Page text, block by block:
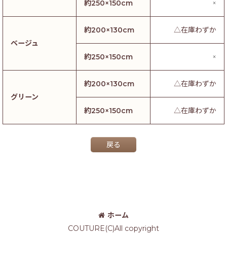
約250×150cm ×
ベージュ
約200×130cm △在庫わずか
約250×150cm ×
グリーン
約200×130cm △在庫わずか
約250×150cm △在庫わずか
戻る
ホーム
COUTURE(C)All copyright